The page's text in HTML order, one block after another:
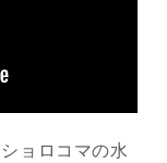
ョロコマの水